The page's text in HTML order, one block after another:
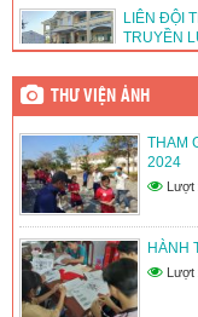
LIÊN ĐỘI
TRUYỀN
LIÊN ĐỘI
(12/06/2026)
LIÊN ĐỘI
PHÁT
THAO
(12/06/2026)
LIÊN ĐỘI
THƯ VIỆN ẢNH
THAM
2024
Lượt
HÀNH
Lượt